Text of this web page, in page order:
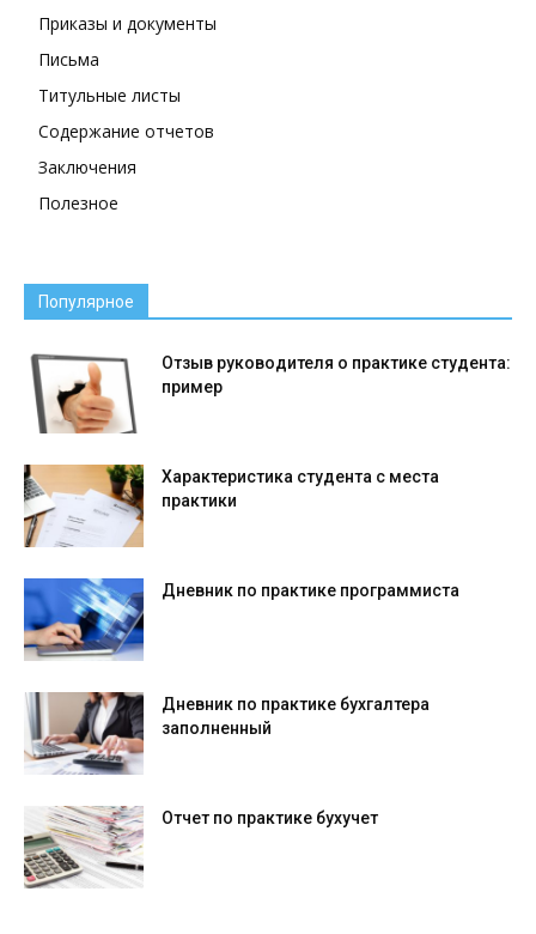
Приказы и документы
Письма
Титульные листы
Содержание отчетов
Заключения
Полезное
Популярное
Отзыв руководителя о практике студента:
пример
Характеристика студента с места
практики
Дневник по практике программиста
Дневник по практике бухгалтера
заполненный
Отчет по практике бухучет